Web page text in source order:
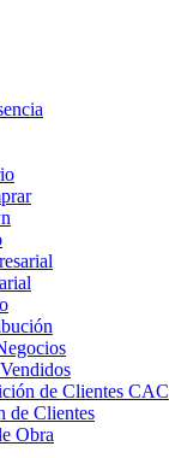
de Clientes CAC
de Clientes
Obra